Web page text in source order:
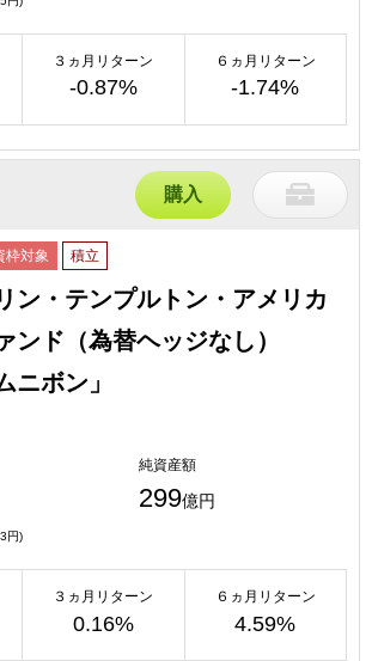
３ヵ月リターン
-0.87%
６ヵ月リターン
-1.74%
購入
枠対象 積立
ン・テンプルトン・アメリカ
ンド（為替ヘッジなし）
ニボン」
純資産額
299億円
円)
３ヵ月リターン
0.16%
６ヵ月リターン
4.59%